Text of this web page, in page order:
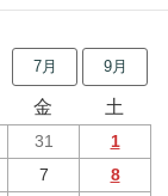
7月 9月
金 土
31
1
7
8